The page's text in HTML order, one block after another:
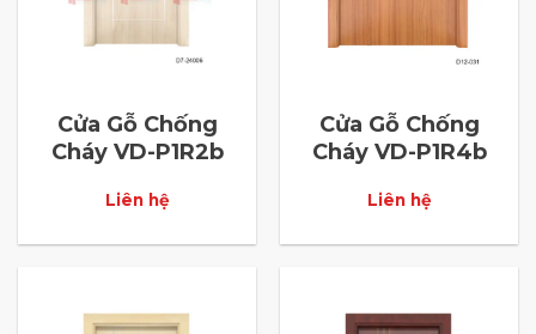
Cửa Gỗ Chống
Cháy VD-P1R2b
Liên hệ
Cửa Gỗ Chống
Cháy VD-P1R4b
Liên hệ